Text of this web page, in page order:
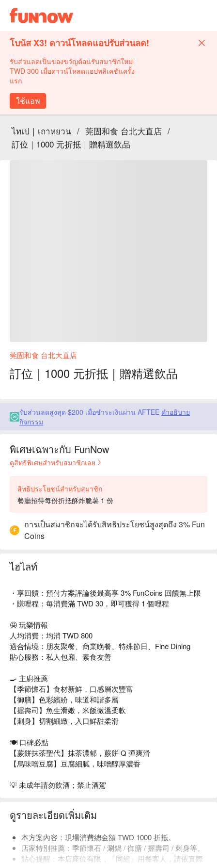
โบนัส X3! ดาวน์โหลดแอปรับส่วนลด!
รับส่วนลดเป็นของขวัญต้อนรับสมาชิกใหม่
TWD 300 เมื่อดาวน์โหลดแอปพลิเคชันครั้ง
แรก
ใช้แอพ
ไทเป｜เถาหยวน / 莞固和食 台北大直店 /
訂位｜1000 元折抵｜贈精選飲品
莞固和食 台北大直店
訂位｜1000 元折抵｜贈精選飲品
รับส่วนลดสูงสุด $200 เมื่อชำระเงินผ่าน AFTEE คำอธิบาย
กิจกรรม
พิเศษเฉพาะกับ FunNow
ดูสิทธิพิเศษสำหรับสมาชิกเลย
สิทธิประโยชน์สำหรับสมาชิก
餐廳招待每份折抵酥炸脆薯 1 份
การเป็นสมาชิกจะได้รับสิทธิประโยชน์สูงสุดถึง 3% Fun
Coins
ไฮไลท์
・享回饋：預付方案評論後最高享 3% FunCoins 回饋無上限
・賺哩程：每消費滿 TWD 30，即可獲得 1 個哩程
🤩 玩樂情報
人均消費：均消 TWD 800
適合情境：朋友聚餐、商業晚餐、特殊節日、Fine Dining
貼心服務：私人包廂、素食友善
🍳 主廚推薦
【季節懷石】食材新鮮，口感層次豐富
【御膳】色彩繽紛，味道和諧多層
【握壽司】魚生滑嫩，米飯微溫柔軟
【刺身】切割細緻，入口鮮甜柔滑
🍽️ 口碑必點
【蕨餅抹茶聖代】抹茶濃郁，蕨餅 Q 彈爽滑
【烏味噌豆腐】豆腐細膩，味噌醇厚濃香
💡 未成年請勿飲酒；禁止酒駕
ดูรายละเอียดเพิ่มเติม
本方案內容：現場消費總金額 TWD 1000 折抵。
店家特別推薦：季節懷石 / 涮鍋 / 御膳 / 握壽司 / 刺身等。
貼心提醒：本店座位有限，「同組」用餐客人，請依實際